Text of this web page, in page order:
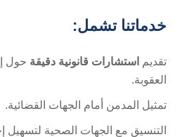
خدماتنا تشمل:
تقديم استشارات قانونية دقيقة حول
العقوبة.
تمثيل المدمن أمام الجهات القضائية.
التنسيق مع الجهات الصحية لتسهيل